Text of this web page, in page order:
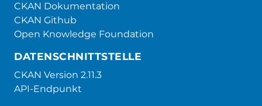
CKAN Dokumentation
CKAN Github
Open Knowledge Foundation
DATENSCHNITTSTELLE
CKAN Version 2.11.3
API-Endpunkt